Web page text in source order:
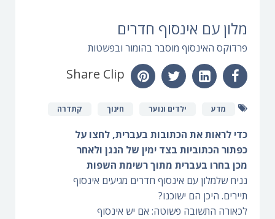
מלון עם אינסוף חדרים
פרדוקס האינסוף מוסבר בהומור ובפשטות
Share Clip
מדע ילדים ונוער חינוך קתדרה
כדי לראות את הכתובות בעברית, לחצו על
כפתור הכתוביות בצד ימין של הנגן ולאחר
מכן בחרו בעברית מתוך רשימת השפות
נניח שלמלון עם אינסוף חדרים מגיעים אינסוף
תיירים. היכן הם ישוכנו?
לכאורה התשובה פשוטה: אם יש אינסוף